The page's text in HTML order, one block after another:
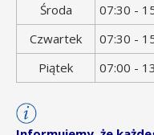
Środa
07:30 -
Czwartek
07:30 -
Piątek
07:00 -